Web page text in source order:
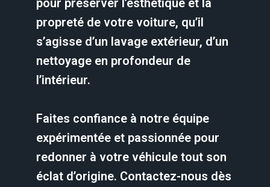
pour préserver l’esthétique et la
propreté de votre voiture, qu’il
s’agisse d’un lavage extérieur, d’un
nettoyage en profondeur de
l’intérieur.
Faites confiance à notre équipe
expérimentée et passionnée pour
redonner à votre véhicule tout son
éclat d’origine. Contactez-nous dès